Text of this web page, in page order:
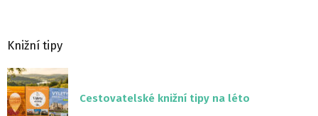
Knižní tipy
Cestovatelské knižní tipy na léto